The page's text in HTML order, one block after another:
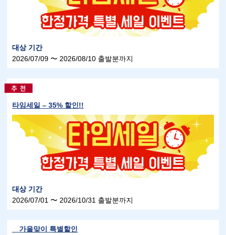
대상 기간
2026/07/09 〜 2026/08/10 출발분까지
타임세일 – 35% 할인!!
대상 기간
2026/07/01 〜 2026/10/31 출발분까지
가을맞이 특별할인